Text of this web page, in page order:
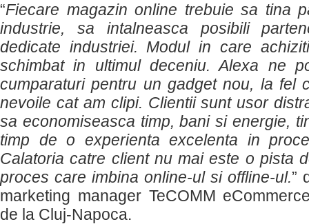
“Fiecare magazin online trebuie sa tina
industrie, sa intalneasca posibili
dedicate industriei. Modul in care
schimbat in ultimul deceniu. Alexa ne
cumparaturi pentru un gadget nou, la fel
nevoile cat am clipi. Clientii sunt usor
sa economiseasca timp, bani si energie,
timp de o experienta excelenta in
Calatoria catre client nu mai este o pista
proces care imbina online-ul si offline-ul.”
marketing manager TeCOMM
de la Cluj-Napoca.